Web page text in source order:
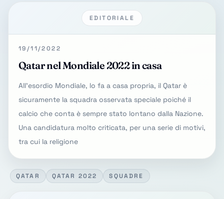
EDITORIALE
19/11/2022
Qatar nel Mondiale 2022 in casa
All'esordio Mondiale, lo fa a casa propria, il Qatar è
sicuramente la squadra osservata speciale poiché il
calcio che conta è sempre stato lontano dalla Nazione.
Una candidatura molto criticata, per una serie di motivi,
tra cui la religione
QATAR QATAR 2022 SQUADRE